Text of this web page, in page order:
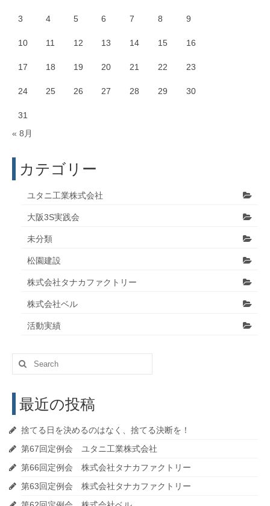
3 4 5 6 7 8 9
10 11 12 13 14 15 16
17 18 19 20 21 22 23
24 25 26 27 28 29 30
31
« 8月
カテゴリー
ユタニ工業株式会社
大阪3S実践会
未分類
松園建設
株式会社タナカファクトリー
株式会社ベル
活動実績
Search
for:
最近の投稿
捨てる日を決めるのはなく、捨てる決断を！
第67回定例会 ユタニ工業株式会社
第66回定例会 株式会社タナカファクトリー
第63回定例会 株式会社タナカファクトリー